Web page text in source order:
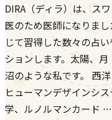
DIRA（ディラ）は、ス
医のため医師になりま
じて習得した数々の占
ションします。太陽、
沼のような私です。 西
ヒューマンデザインシ
学、ルノルマンカード